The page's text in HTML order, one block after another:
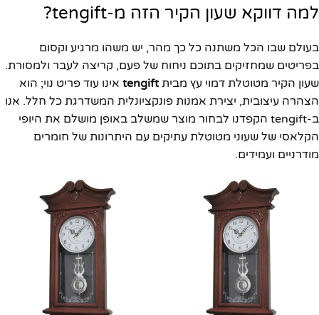
למה דווקא שעון הקיר הזה מ-tengift?
בעולם שבו הכל משתנה כל כך מהר, יש משהו מרגיע וקסום
בפריטים שמחזיקים בתוכם ניחוח של פעם, קריצה לעבר ולמסורת.
שעון הקיר מטוטלת דמוי עץ מביתtengift אינו עוד פריט נוי; הוא
הצהרה עיצובית, יצירת אמנות פונקציונלית המשדרגת כל חלל. אנו
ב-tengift הקפדנו לבחור מוצר שמשלב באופן מושלם את היופי
הקלאסי של שעוני מטוטלת עתיקים עם היתרונות של חומרים
מודרניים ועמידים.